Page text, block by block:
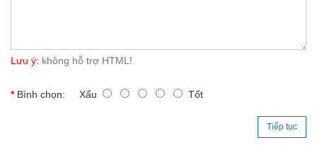
Lưu ý: không hỗ trợ HTML!
Bình chọn: Xấu Tốt
Tiếp tục